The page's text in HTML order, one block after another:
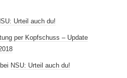
Urteil auch du!
per Kopfschuss – Update
bei NSU: Urteil auch du!